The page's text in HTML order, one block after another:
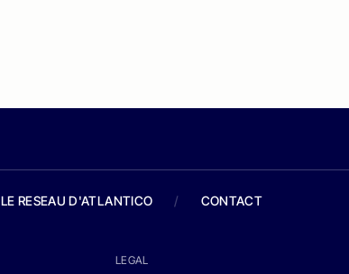
LE RESEAU D'ATLANTICO / CONTACT
LEGAL